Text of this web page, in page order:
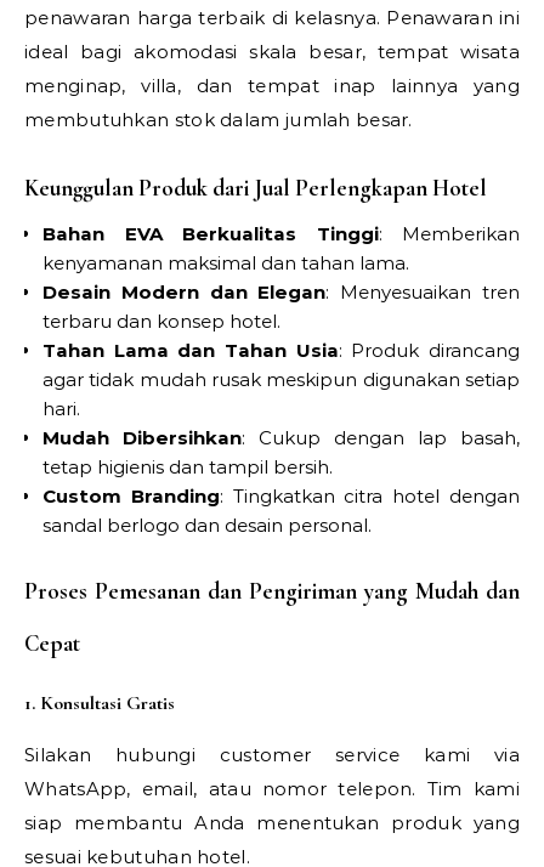
penawaran harga terbaik di kelasnya. Penawaran ini
ideal bagi akomodasi skala besar, tempat wisata
menginap, villa, dan tempat inap lainnya yang
membutuhkan stok dalam jumlah besar.
Keunggulan Produk dari Jual Perlengkapan Hotel
Bahan EVA Berkualitas Tinggi: Memberikan
kenyamanan maksimal dan tahan lama.
Desain Modern dan Elegan: Menyesuaikan tren
terbaru dan konsep hotel.
Tahan Lama dan Tahan Usia: Produk dirancang
agar tidak mudah rusak meskipun digunakan setiap
hari.
Mudah Dibersihkan: Cukup dengan lap basah,
tetap higienis dan tampil bersih.
Custom Branding: Tingkatkan citra hotel dengan
sandal berlogo dan desain personal.
Proses Pemesanan dan Pengiriman yang Mudah dan
Cepat
1. Konsultasi Gratis
Silakan hubungi customer service kami via
WhatsApp, email, atau nomor telepon. Tim kami
siap membantu Anda menentukan produk yang
sesuai kebutuhan hotel.